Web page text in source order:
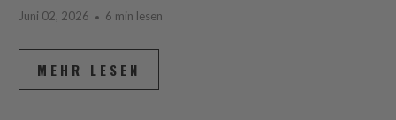
Juni 02, 2026 6 min lesen
MEHR LESEN